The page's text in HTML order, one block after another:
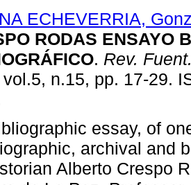
ECHEVERRIA,
RODAS ENSAYO
. Rev.
vol.5, n.15, pp. 17-29.
essay, of
archival and
Alberto Crespo